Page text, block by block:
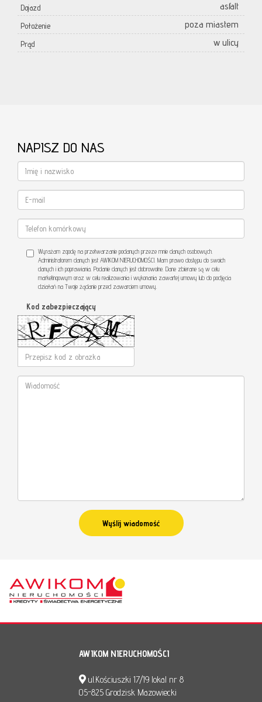
Dojazd asfalt
Położenie poza miastem
Prąd w ulicy
NAPISZ DO NAS
Wyrażam zgodę na przetwarzanie podanych przeze mnie danych osobowych.
Administratorem danych jest AWIKOM NIERUCHOMOŚCI. Mam prawo dostępu do swoich
danych i ich poprawiania. Podanie danych jest dobrowolne. Dane zbierane są w celu
marketingowym oraz w celu realizowania i wykonania zawartej umowy lub do podjęcia
działań na Twoje żądanie przed zawarciem umowy.
Kod zabezpieczający
AWIKOM NIERUCHOMOŚCI
ul.Kościuszki 17/19 lokal nr 8
05-825 Grodzisk Mazowiecki